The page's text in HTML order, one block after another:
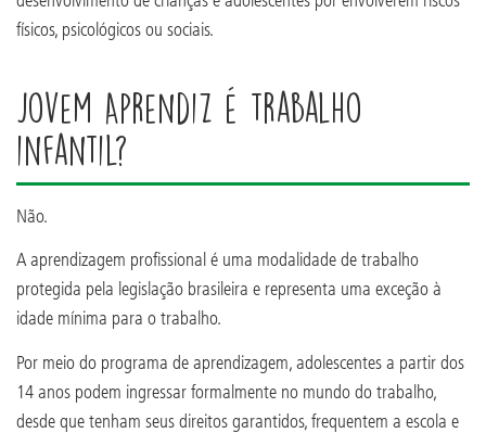
físicos, psicológicos ou sociais.
Jovem Aprendiz é trabalho
infantil?
Não.
A aprendizagem profissional é uma modalidade de trabalho
protegida pela legislação brasileira e representa uma exceção à
idade mínima para o trabalho.
Por meio do programa de aprendizagem, adolescentes a partir dos
14 anos podem ingressar formalmente no mundo do trabalho,
desde que tenham seus direitos garantidos, frequentem a escola e